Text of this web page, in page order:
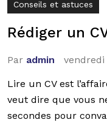
Conseils et astuces
Rédiger un
Par admin vendredi
Lire un CV est
veut dire que vous
secondes pour